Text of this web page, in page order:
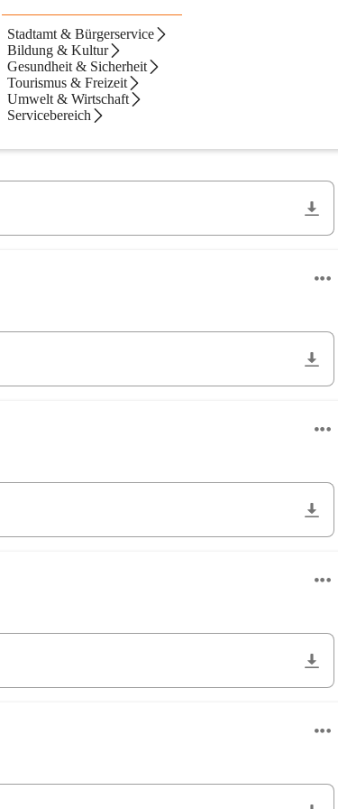
Stadtamt & Bürgerservice
Bildung & Kultur
Gesundheit & Sicherheit
Tourismus & Freizeit
Umwelt & Wirtschaft
Servicebereich